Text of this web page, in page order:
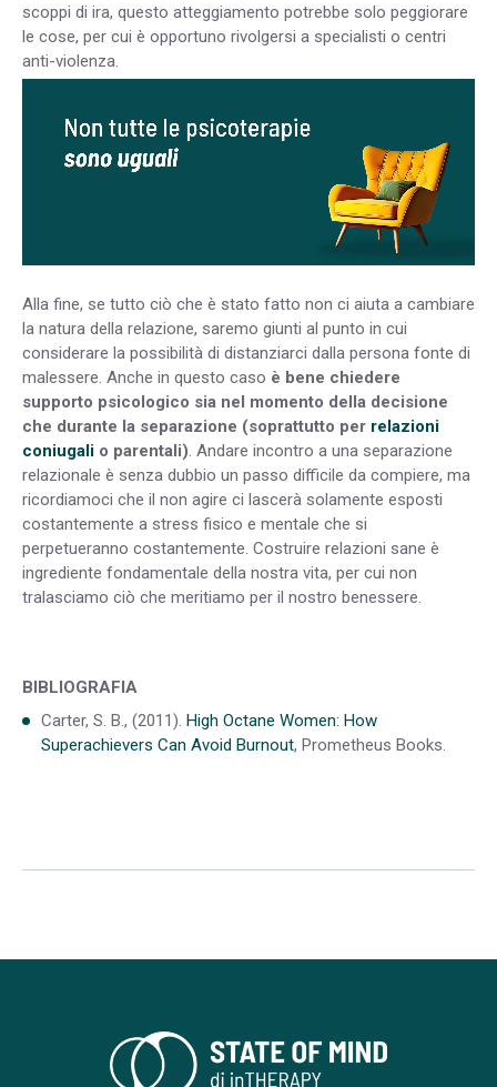
scoppi di ira, questo atteggiamento potrebbe solo peggiorare
le cose, per cui è opportuno rivolgersi a specialisti o centri
anti-violenza.
Alla fine, se tutto ciò che è stato fatto non ci aiuta a cambiare
la natura della relazione, saremo giunti al punto in cui
considerare la possibilità di distanziarci dalla persona fonte di
malessere. Anche in questo caso è bene chiedere
supporto psicologico sia nel momento della decisione
che durante la separazione (soprattutto per relazioni
coniugali o parentali). Andare incontro a una separazione
relazionale è senza dubbio un passo difficile da compiere, ma
ricordiamoci che il non agire ci lascerà solamente esposti
costantemente a stress fisico e mentale che si
perpetueranno costantemente. Costruire relazioni sane è
ingrediente fondamentale della nostra vita, per cui non
tralasciamo ciò che meritiamo per il nostro benessere.
BIBLIOGRAFIA
Carter, S. B., (2011). High Octane Women: How
Superachievers Can Avoid Burnout, Prometheus Books.